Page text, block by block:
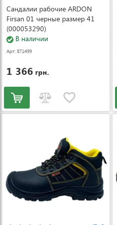
Сандалии рабочие ARDON
Firsan 01 черные размер 41
(000053290)
В наличии
Арт: 871499
1 366 грн.